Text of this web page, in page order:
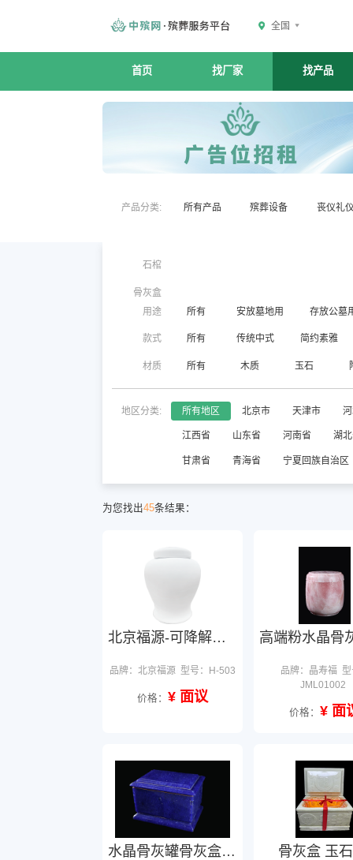
全国
首页 找厂家 找产品
产品分类: 所有产品 殡葬设备 丧仪礼
石棺
骨灰盒
用途
所有 安放墓地用 存放公墓
款式 所有 传统中式 简约素雅
材质 所有 木质 玉石
地区分类: 所有地区 北京市 天津市
江西省 山东省 河南省 湖
甘肃省 青海省 宁夏回族自治区
为您找出45条结果：
北京福源-可降解骨灰坛
品牌：北京福源 型号：H-503
价格： ¥ 面议
品牌：晶寿福
JML01002
价格： ¥ 面
水晶骨灰罐骨灰盒支持定制 骨灰盒 玉